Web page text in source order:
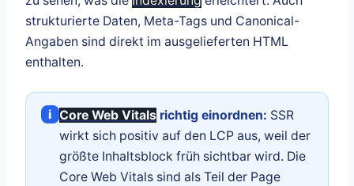
strukturierte Daten, Meta-Tags und Canonical-
Angaben sind direkt im ausgelieferten HTML
enthalten.
i Core Web Vitalsrichtig einordnen: SSR
wirkt sich positiv auf den LCP aus, weil der
größte Inhaltsblock früh sichtbar wird. Die
Core Web Vitals sind als Teil der Page